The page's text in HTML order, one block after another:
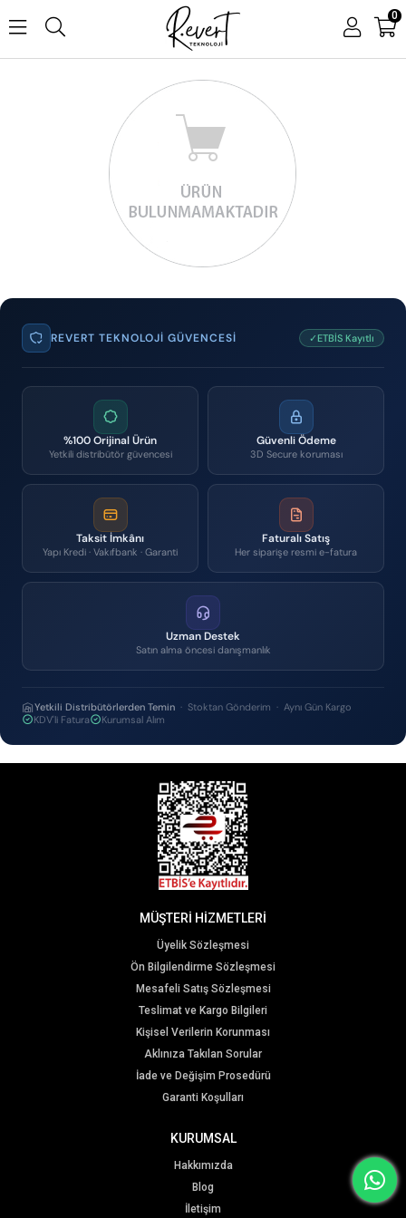
0
REVERT TEKNOLOJI GÜVENCESI ✓ETBİS Kayıtlı
%100 Orijinal Ürün
Yetkili distribütör güvencesi
Güvenli Ödeme
3D Secure koruması
Taksit İmkânı
Yapı Kredi · Vakıfbank · Garanti
Faturalı Satış
Her siparişe resmi e-fatura
Uzman Destek
Satın alma öncesi danışmanlık
Yetkili Distribütörlerden Temin · Stoktan Gönderim · Aynı Gün Kargo
KDV'li Fatura
Kurumsal Alım
MÜŞTERİ HİZMETLERİ
Üyelik Sözleşmesi
Ön Bilgilendirme Sözleşmesi
Mesafeli Satış Sözleşmesi
Teslimat ve Kargo Bilgileri
Kişisel Verilerin Korunması
Aklınıza Takılan Sorular
İade ve Değişim Prosedürü
Garanti Koşulları
KURUMSAL
Hakkımızda
Blog
İletişim